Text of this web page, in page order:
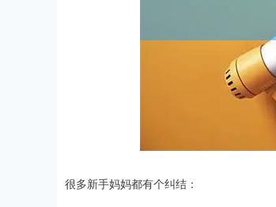
很多新手妈妈都有个纠结：